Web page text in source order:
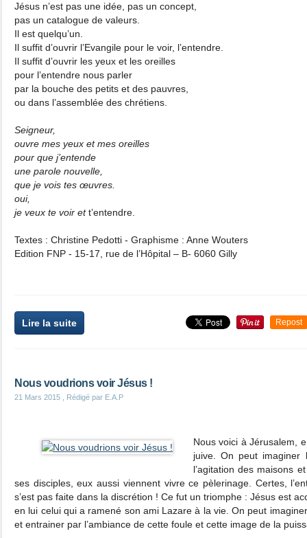
Jésus n’est pas une idée, pas un concept,
pas un catalogue de valeurs.
Il est quelqu’un.
Il suffit d’ouvrir l’Evangile pour le voir, l’entendre.
Il suffit d’ouvrir les yeux et les oreilles
pour l’entendre nous parler
par la bouche des petits et des pauvres,
ou dans l’assemblée des chrétiens.
Seigneur,
ouvre mes yeux et mes oreilles
pour que j’entende
une parole nouvelle,
que je vois tes œuvres.
oui,
je veux te voir ett’entendre.
Textes : Christine Pedotti - Graphisme : Anne Wouters
Edition FNP - 15-17, rue de l’Hôpital – B- 6060 Gilly
Lire la suite Repost
Nous voudrions voir Jésus !
21 Mars 2015 , Rédigé par E.A.P
Nous voici à Jérusalem,
juive. On peut imaginer
l’agitation des maisons
ses disciples, eux aussi viennent vivre ce pèlerinage. Certes,
s’est pas faite dans la discrétion ! Ce fut un triomphe : Jésus est
en lui celui qui a ramené son ami Lazare à la vie. On peut
et entrainer par l’ambiance de cette foule et cette image de la